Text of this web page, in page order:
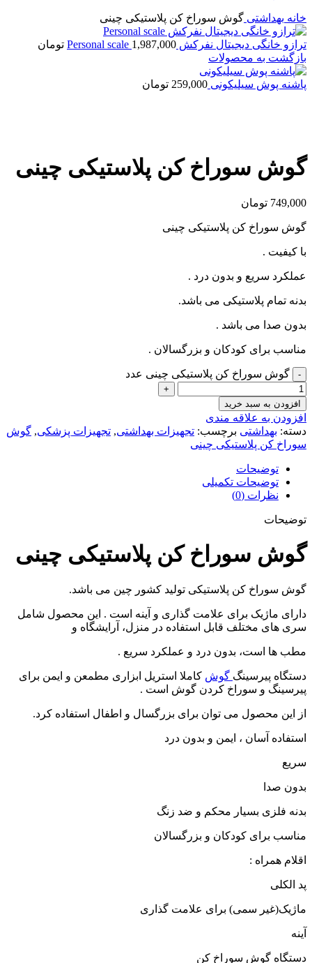
خانه بهداشتی گوش سوراخ کن پلاستیکی چینی
ترازو خانگی دیجیتال نفرکش Personal scale 1,987,000
تومان
بازگشت به محصولات
پاشنه پوش سیلیکونی 259,000 تومان
گوش سوراخ کن پلاستیکی چینی
749,000 تومان
گوش سوراخ کن پلاستیکی چینی
با کیفیت .
عملکرد سریع و بدون درد .
بدنه تمام پلاستیکی می باشد.
بدون صدا می باشد .
مناسب برای کودکان و بزرگسالان .
گوش سوراخ کن پلاستیکی چینی عدد
افزودن به سبد خرید
افزودن به علاقه مندی
دسته: بهداشتی برچسب: تجهیزات بهداشتی, تجهیزات پزشکی, گوش
سوراخ کن پلاستیکی چینی
توضیحات
توضیحات تکمیلی
نظرات (0)
توضیحات
گوش سوراخ کن پلاستیکی چینی
گوش سوراخ کن پلاستیکی تولید کشور چین می باشد.
دارای ماژیک برای علامت گذاری و آینه است . این محصول شامل
سری های مختلف قابل استفاده در منزل، آرایشگاه و
مطب ها است، بدون درد و عملکرد سریع .
دستگاه پیرسینگ گوش کاملا استریل ابزاری مطمعن و ایمن برای
پیرسینگ و سوراخ کردن گوش است .
از این محصول می توان برای بزرگسال و اطفال استفاده کرد.
استفاده آسان ، ایمن و بدون درد
سریع
بدون صدا
بدنه فلزی بسیار محکم و ضد زنگ
مناسب برای کودکان و بزرگسالان
اقلام همراه :
پد الکلی
ماژیک(غیر سمی) برای علامت گذاری
آینه
دستگاه گوش سوراخ کن